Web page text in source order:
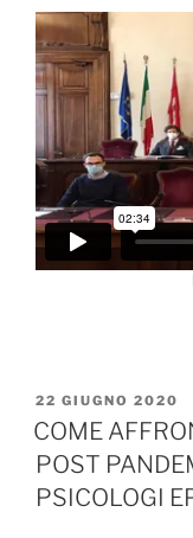
PUBBLICATO
IL
22 GIUGNO 2020
COME
POST
PSICOLOGI